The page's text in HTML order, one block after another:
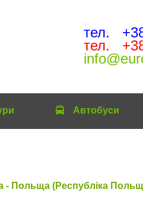
тел.
тел.
Автобуcи
- Польща (Республіка